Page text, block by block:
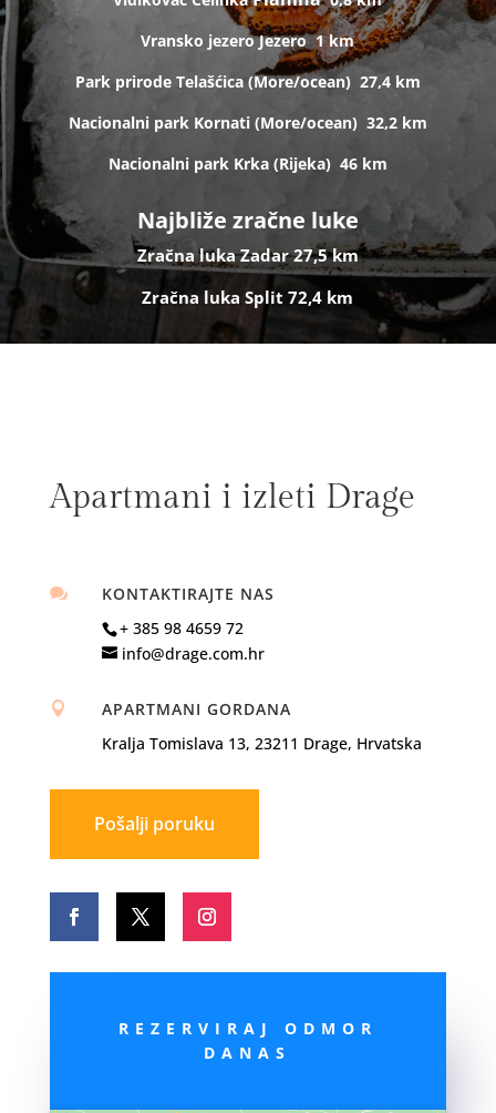
Vransko jezeroJezero1 km
Park prirode Telašćica (More/ocean) 27,4 km
Nacionalni park Kornati (More/ocean) 32,2 km
Nacionalni park Krka (Rijeka) 46 km
Najbliže zračne luke
Zračna luka Zadar 27,5 km
Zračna luka Split 72,4 km
Apartmani i izleti Drage

KONTAKTIRAJTE NAS
+ 385 98 4659 72
info@drage.com.hr

APARTMANI GORDANA
Kralja Tomislava 13, 23211 Drage, Hrvatska
Pošalji poruku
REZERVIRAJ ODMOR
DANAS